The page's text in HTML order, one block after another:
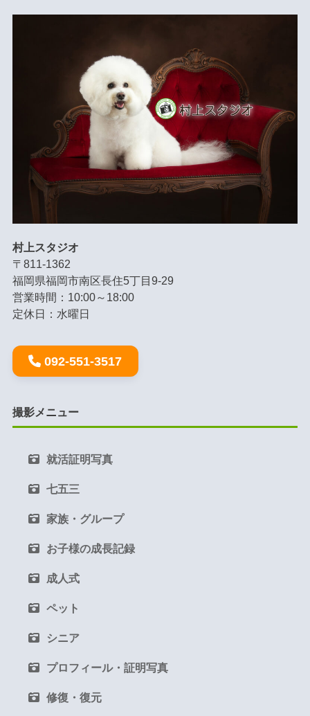
村上スタジオ
〒811-1362
福岡県福岡市南区長住5丁目9-29
営業時間：10:00～18:00
定休日：水曜日
092-551-3517
撮影メニュー
就活証明写真
七五三
家族・グループ
お子様の成長記録
成人式
ペット
シニア
プロフィール・証明写真
修復・復元